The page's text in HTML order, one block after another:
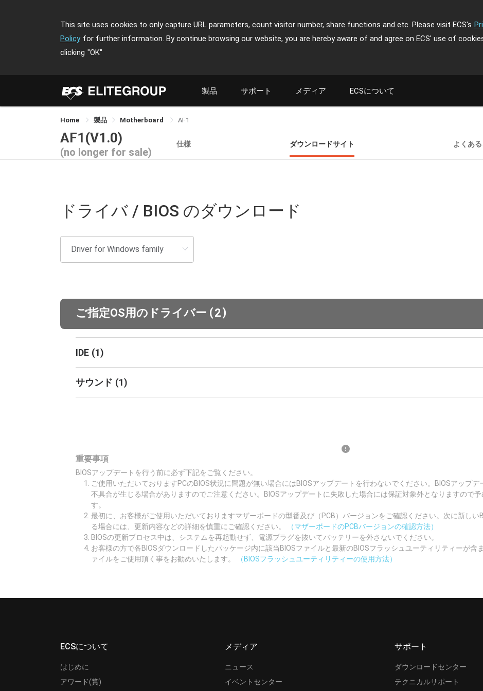
This site uses cookies to only capture URL parameters, count visitor number, share functions and etc. Please visit ECS's
Policy for further information. By continue browsing our website, you are hereby aware of and agree on ECS' use of
clicking "OK"
製品 サポート メディア ECSについて
Home 製品 Motherboard AF1
AF1(V1.0)
(no longer for sale)
仕様 ダウンロードサイト よくあ
ドライバ / BIOS のダウンロード
ご指定OS用のドライバー (2)
IDE (1)
サウンド (1)
重要事項
BIOSアップデートを行う前に必ず下記をご覧ください。
ご使用いただいておりますPCのBIOS状況に問題が無い場合にはBIOSアップデートを行わないでください。BIOSアップ
不具合が生じる場合がありますのでご注意ください。BIOSアップデートに失敗した場合には保証対象外となりますので
す。
最初に、お客様がご使用いただいておりますマザーボードの型番及び（PCB）バージョンをご確認ください。次に新しい
る場合には、更新内容などの詳細を慎重にご確認ください。
（マザーボードのPCBバージョンの確認方法）
BIOSの更新プロセス中は、システムを再起動せず、電源プラグを抜いてバッテリーを外さないでください。
お客様の方で各BIOSダウンロードしたパッケージ内に該当BIOSファイルと最新のBIOSフラッシュユーティリティーが含
ァイルをご使用頂く事をお勧めいたします。
（BIOSフラッシュユーティリティーの使用方法）
ECSについて
はじめに
アワード(賞)
メディア
ニュース
イベントセンター
サポート
ダウンロードセンター
テクニカルサポート